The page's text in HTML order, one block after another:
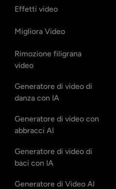
Effetti video
Migliora Video
Rimozione filigrana
video
Generatore di video di
danza con IA
Generatore di video con
abbracci AI
Generatore di video di
baci con IA
Generatore di Video AI